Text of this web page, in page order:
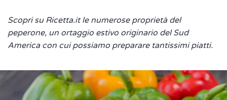
Scopri su Ricetta.it le numerose proprietà del
peperone, un ortaggio estivo originario del Sud
America con cui possiamo preparare tantissimi piatti.